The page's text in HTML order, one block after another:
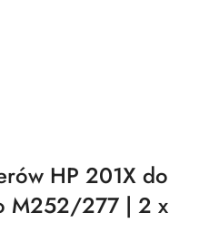
HP 201X do
M252/277 | 2 x